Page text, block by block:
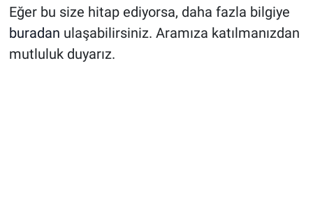
Eğer bu size hitap ediyorsa, daha fazla bilgiye
buradan ulaşabilirsiniz. Aramıza katılmanızdan
mutluluk duyarız.